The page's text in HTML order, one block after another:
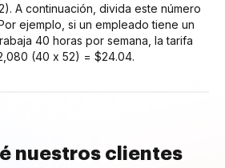
A continuación, divida este número
ejemplo, si un empleado tiene un
40 horas por semana, la tarifa
(40 x 52) = $24.04.
nuestros clientes